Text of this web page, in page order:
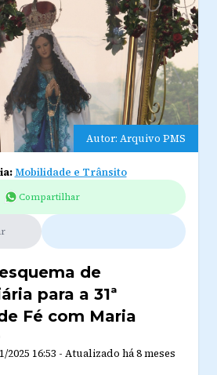
Autor: Arquivo PMS
Mobilidade e Trânsito
Compartilhar
de
para a 31ª
Fé com Maria
2025 16:53 - Atualizado há 8 meses